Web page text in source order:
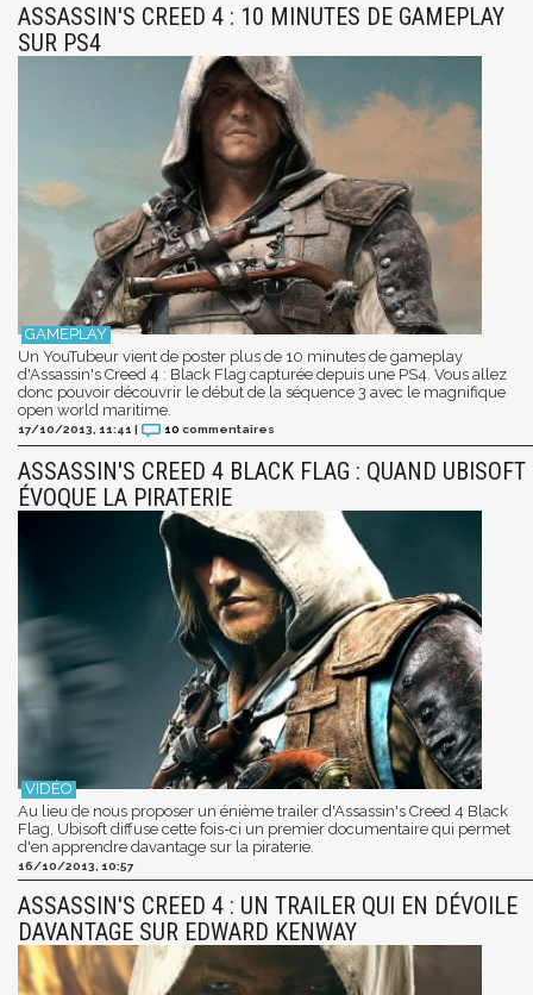
ASSASSIN'S CREED 4 : 10 MINUTES DE GAMEPLAY
SUR PS4
Un YouTubeur vient de poster plus de 10 minutes de gameplay
d'Assassin's Creed 4 : Black Flag capturée depuis une PS4. Vous allez
donc pouvoir découvrir le début de la séquence 3 avec le magnifique
open world maritime.
17/10/2013, 11:41 | 10 commentaires
ASSASSIN'S CREED 4 BLACK FLAG : QUAND UBISOFT
ÉVOQUE LA PIRATERIE
Au lieu de nous proposer un énième trailer d'Assassin's Creed 4 Black
Flag, Ubisoft diffuse cette fois-ci un premier documentaire qui permet
d'en apprendre davantage sur la piraterie.
16/10/2013, 10:57
ASSASSIN'S CREED 4 : UN TRAILER QUI EN DÉVOILE
DAVANTAGE SUR EDWARD KENWAY